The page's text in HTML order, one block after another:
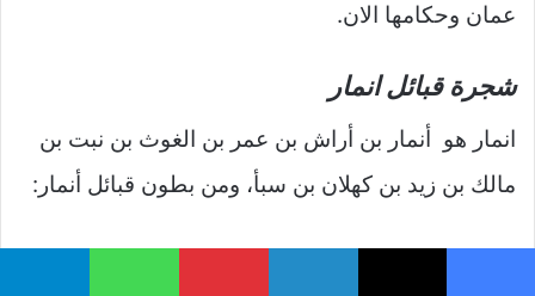
عمان وحكامها الان.
شجرة قبائل انمار
انمار هو أنمار بن أراش بن عمر بن الغوث بن نبت بن
مالك بن زيد بن كهلان بن سبأ، ومن بطون قبائل أنمار: